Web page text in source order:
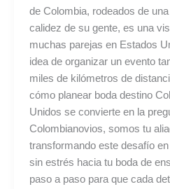
de Colombia, rodeados de
calidez de su gente, es una
muchas parejas en Estados
idea de organizar un evento
miles de kilómetros de
cómo planear boda destino
Unidos se convierte en la
Colombianovios, somos tu
transformando este desafío
sin estrés hacia tu boda de
paso a paso para que cada